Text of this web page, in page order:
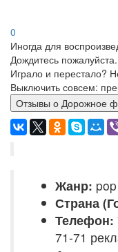
0
Иногда для
Дождитесь пожалуйста.
Играло и перестало?
Выключить совсем:
Отзывы о
Жанр: pop
Страна
Телефон:
71-71